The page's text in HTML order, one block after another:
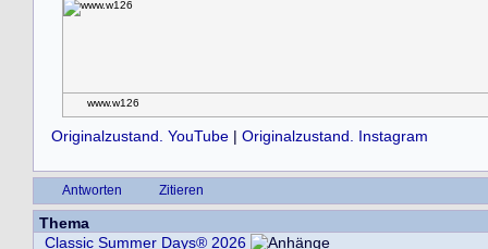
www.w126
Originalzustand. YouTube Originalzustand. Instagram
Antworten Zitieren
Thema
Classic Summer Days® 2026